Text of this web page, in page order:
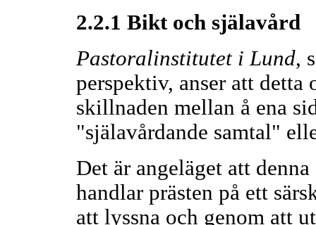
2.2.1 Bikt och själavård
Pastoralinstitutet i Lund,
perspektiv, anser att
skillnaden mellan å ena
"själavårdande samtal"
Det är angeläget att
handlar prästen på ett
att lyssna och genom att